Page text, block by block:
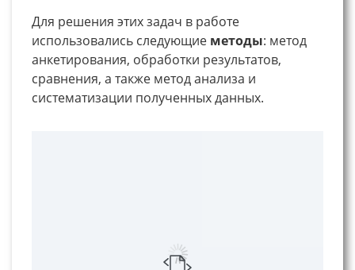
Для решения этих задач в работе
использовались следующие методы: метод
анкетирования, обработки результатов,
сравнения, а также метод анализа и
систематизации полученных данных.